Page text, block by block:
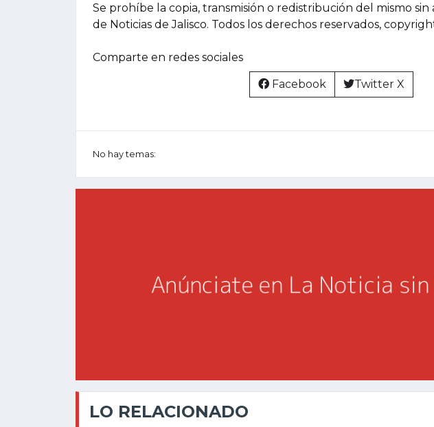
Se prohíbe la copia, transmisión o redistribución del mismo
de Noticias de Jalisco. Todos los derechos reservados,
Comparte en redes sociales
Facebook Twitter X
No hay temas:
LO RELACIONADO